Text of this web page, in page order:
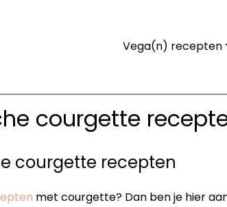
Vega(n) recepten
courgette
courgette recepten
met courgette? Dan ben je hier